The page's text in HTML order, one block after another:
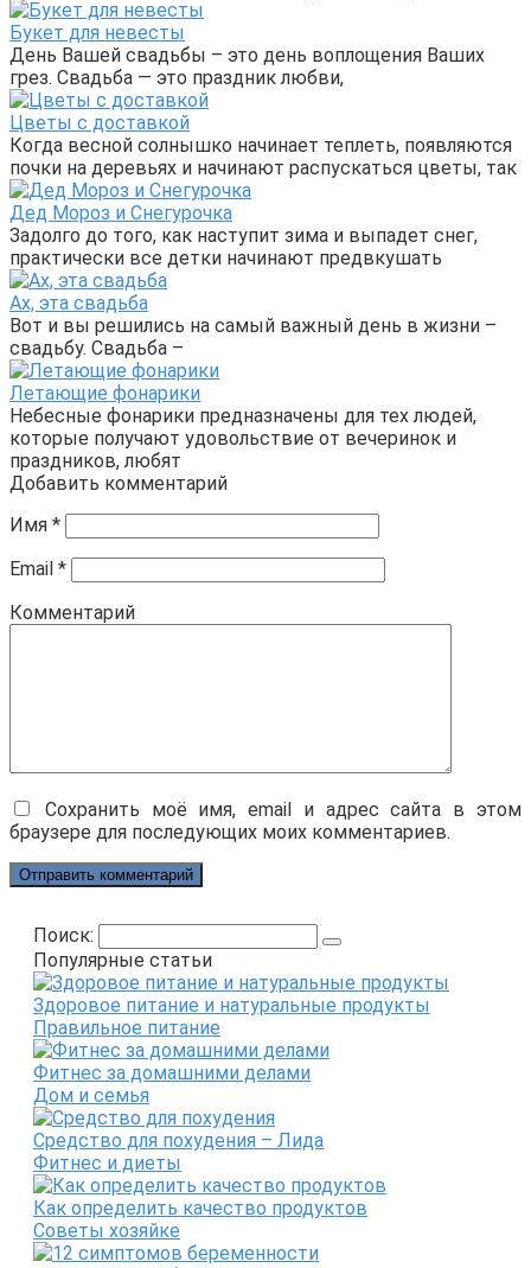
Букет для невесты
День Вашей свадьбы – это день воплощения Ваших
грез. Свадьба — это праздник любви,
Цветы с доставкой
Когда весной солнышко начинает теплеть, появляются
почки на деревьях и начинают распускаться цветы, так
Дед Мороз и Снегурочка
Задолго до того, как наступит зима и выпадет снег,
практически все детки начинают предвкушать
Ах, эта свадьба
Вот и вы решились на самый важный день в жизни –
свадьбу. Свадьба –
Летающие фонарики
Небесные фонарики предназначены для тех людей,
которые получают удовольствие от вечеринок и
праздников, любят
Добавить комментарий
Имя *
Email *
Комментарий
Сохранить моё имя, email и адрес сайта в этом
браузере для последующих моих комментариев.
Поиск:
Популярные статьи
Здоровое питание и натуральные продукты
Правильное питание
Фитнес за домашними делами
Дом и семья
Средство для похудения – Лида
Фитнес и диеты
Как определить качество продуктов
Советы хозяйке